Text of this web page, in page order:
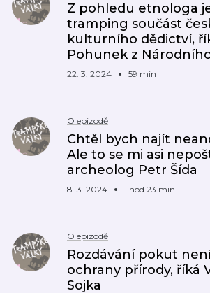
Z pohledu etnologa
tramping součást
kulturního dědictví,
Pohunek z
22. 3. 2024 59 min
O epizodě
Chtěl bych najít
Ale to se mi asi
archeolog Petr Šída
8. 3. 2024 1 hod 23 min
O epizodě
Rozdávání pokut
ochrany přírody, říká
Sojka